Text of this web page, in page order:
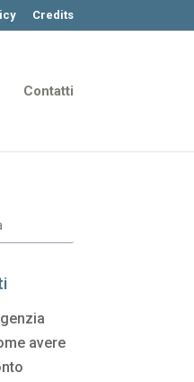
Credits
Contatti
avere